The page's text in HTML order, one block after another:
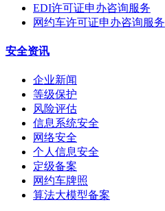
EDI许可证申办咨询服务
网约车许可证申办咨询服务
安全资讯
企业新闻
等级保护
风险评估
信息系统安全
网络安全
个人信息安全
定级备案
网约车牌照
算法大模型备案